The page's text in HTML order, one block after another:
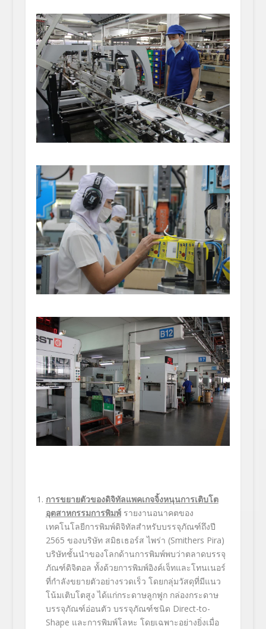
การขยายตัวของดิจิทัลแพคเกจจิ้งหนุนการเติบโต
อุตสาหกรรมการพิมพ์รายงานอนาคตของ
เทคโนโลยีการพิมพ์ดิจิทัลสำหรับบรรจุภัณฑ์ถึงปี
2565 ของบริษัท สมิธเธอร์ส ไพร่า (Smithers Pira)
บริษัทชั้นนำของโลกด้านการพิมพ์พบว่าตลาดบรรจุ
ภัณฑ์ดิจิตอล ทั้งด้วยการพิมพ์อิงค์เจ็ทและโทนเนอร์
ที่กำลังขยายตัวอย่างรวดเร็ว โดยกลุ่มวัสดุที่มีแนว
โน้มเติบโตสูง ได้แก่กระดาษลูกฟูก กล่องกระดาษ
บรรจุภัณฑ์อ่อนตัว บรรจุภัณฑ์ชนิด Direct-to-
Shape และการพิมพ์โลหะ โดยเฉพาะอย่างยิ่งเมื่อ